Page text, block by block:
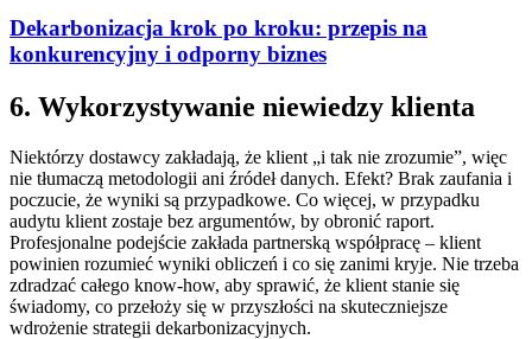
Dekarbonizacja krok po kroku: przepis na
konkurencyjny i odporny biznes
6. Wykorzystywanie niewiedzy klienta
Niektórzy dostawcy zakładają, że klient „i tak nie zrozumie”, więc
nie tłumaczą metodologii ani źródeł danych. Efekt? Brak zaufania i
poczucie, że wyniki są przypadkowe. Co więcej, w przypadku
audytu klient zostaje bez argumentów, by obronić raport.
Profesjonalne podejście zakłada partnerską współpracę – klient
powinien rozumieć wyniki obliczeń i co się zanimi kryje. Nie trzeba
zdradzać całego know-how, aby sprawić, że klient stanie się
świadomy, co przełoży się w przyszłości na skuteczniejsze
wdrożenie strategii dekarbonizacyjnych.